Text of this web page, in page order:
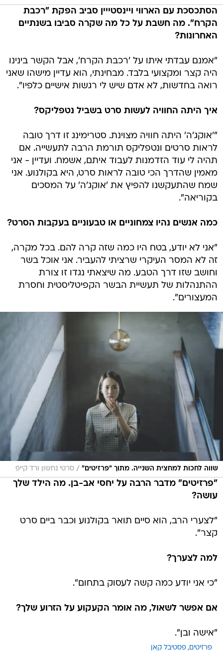
הסתכסכת עם הארווי ויינסטייין סביב הפקת "רכבת
הקרח". מה חשבת על כל מה שקרה סביבו בשנתיים
האחרונות?
"אמנם עבדתי איתו על 'רכבת הקרח', אבל הקשר בינינו
היה קצר ומקצועי בלבד. מבחינתי, הוא עדיין מישהו שאני
רואה בחדשות, לא אדם שיש לי רגשות אישיים כלפיו".
איך היתה החוויה לעשות סרט בשביל נטפליקס?
"'אוקג'ה' היתה חוויה מצוינת. סטרימינג זו דרך טובה
לראות סרטים ונטפליקס תורמת הרבה לתעשייה. אם
תהיה לי עוד הזדמנות לעבוד איתם, אשמח. ועדיין - אני
מאמין שהדרך הכי טובה לראות סרט, היא בקולנוע. אני
שמח שהתעקשנו להפיץ את 'אוקג'ה' על המסכים
בקוריאה".
כמה אנשים נהיו צמחוניים או טבעוניים בעקבות הסרט?
"אני לא יודע, בטח היו כמה שזה קרה להם. בכל מקרה,
זה לא המסר העיקרי שרציתי להעביר. אני אוכל בשר
וחושב שזו דרך הטבע. מה שיצאתי נגדו זו צורת
ההתנהלות של תעשיית הבשר הקפיטליסטית וחסרת
המעצורים".
שווה לחכות למחצית השנייה. מתוך "פרזיטים" / סרטי נחשון ורד קייפ
"פרזיטים" מדבר הרבה על יחסי אב-בן. מה הילד שלך
עושה?
"לצערי הרב, הוא סיים תואר בקולנוע וכבר ביים סרט
קצר".
למה לצערך?
"כי אני יודע כמה קשה לעסוק בתחום".
אם אפשר לשאול, מה אומר הקעקוע על הזרוע שלך?
"אישה ובן".
פרזיטים פסטיבל קאן